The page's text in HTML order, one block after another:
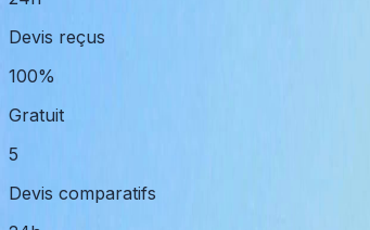
Devis reçus
100%
Gratuit
5
Devis comparatifs